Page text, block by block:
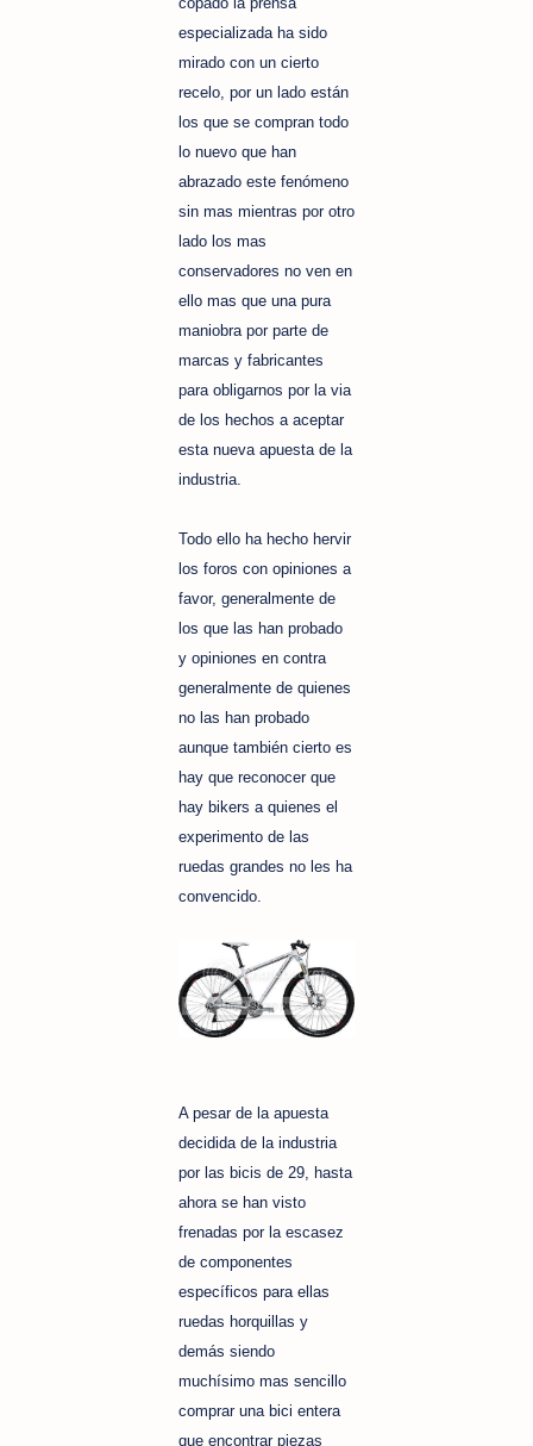
especializada ha sido
mirado con un cierto
recelo, por un lado están
los que se compran todo
lo nuevo que han
abrazado este fenómeno
sin mas mientras por otro
lado los mas
conservadores no ven en
ello mas que una pura
maniobra por parte de
marcas y fabricantes
para obligarnos por la via
de los hechos a aceptar
esta nueva apuesta de la
industria.
Todo ello ha hecho hervir
los foros con opiniones a
favor, generalmente de
los que las han probado
y opiniones en contra
generalmente de quienes
no las han probado
aunque también cierto es
hay que reconocer que
hay bikers a quienes el
experimento de las
ruedas grandes no les ha
convencido.
A pesar de la apuesta
decidida de la industria
por las bicis de 29, hasta
ahora se han visto
frenadas por la escasez
de componentes
específicos para ellas
ruedas horquillas y
demás siendo
muchísimo mas sencillo
comprar una bici entera
que encontrar piezas